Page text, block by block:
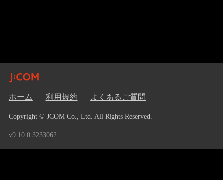
ホーム 利用規約 よくあるご質問
Copyright © JCOM Co., Ltd. All Rights Reserved.
v9.10.0.3233062